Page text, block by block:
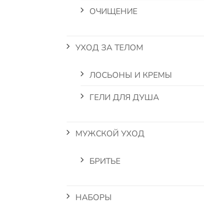
ОЧИЩЕНИЕ
УХОД ЗА ТЕЛОМ
ЛОСЬОНЫ И КРЕМЫ
ГЕЛИ ДЛЯ ДУША
МУЖСКОЙ УХОД
БРИТЬЕ
НАБОРЫ